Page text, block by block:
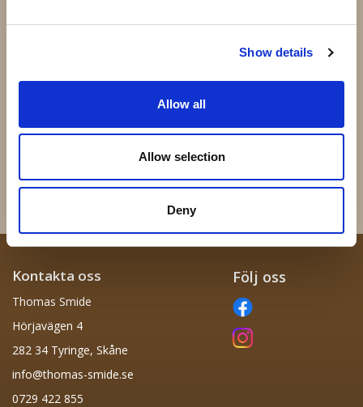
Show details
Allow all
Allow selection
Deny
62.008.08 - 80x80mm Kula
Info Köp
13.005 - 250x250mm
170 kr
Info Köp
Kontakta oss
Thomas Smide
Hörjavägen 4
282 34 Tyringe, Skåne
info@thomas-smide.se
0729 422 855
Följ oss